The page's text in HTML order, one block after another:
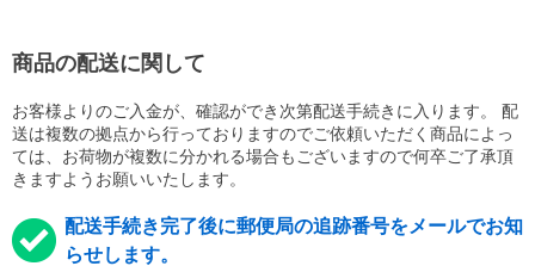
商品の配送に関して
お客様よりのご入金が、確認ができ次第配送手続きに入ります。 配
送は複数の拠点から行っておりますのでご依頼いただく商品によっ
ては、お荷物が複数に分かれる場合もございますので何卒ご了承頂
きますようお願いいたします。
配送手続き完了後に郵便局の追跡番号をメールでお知
らせします。